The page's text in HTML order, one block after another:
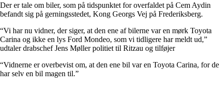
Der er tale om biler, som på tidspunktet for overfaldet på Cem Aydin
befandt sig på gerningsstedet, Kong Georgs Vej på Frederiksberg.
“Vi har nu vidner, der siger, at den ene af bilerne var en mørk Toyota
Carina og ikke en lys Ford Mondeo, som vi tidligere har meldt ud,”
udtaler drabschef Jens Møller politiet til Ritzau og tilføjer
“Vidnerne er overbevist om, at den ene bil var en Toyota Carina, for de
har selv en bil magen til.”